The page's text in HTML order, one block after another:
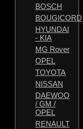
BOSCH
BOUGICORD
HYUNDAI
- KIA
MG Rover
OPEL
TOYOTA
NISSAN
DAEWOO
/ GM /
OPEL
RENAULT